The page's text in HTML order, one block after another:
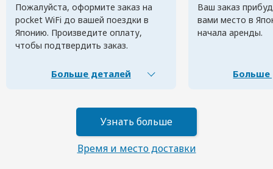
Пожалуйста, оформите заказ на
pocket WiFi до вашей поездки в
Японию. Произведите оплату,
чтобы подтвердить заказ.
Больше деталей
Ваш заказ
вами место в
начала аренды.
Больше
Узнать больше
Время и место доставки